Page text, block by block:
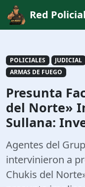
Red Policial
POLICIALES JUDICIAL
ARMAS DE FUEGO
Presunta
del Norte»
Sullana:
Agentes del
intervinieron a
Chukis del